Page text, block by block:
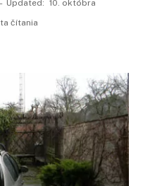
Updated: 10. októbra
čítania